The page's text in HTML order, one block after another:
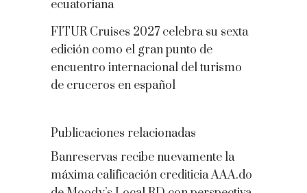
ecuatoriana
FITUR Cruises 2027 celebra su sexta
edición como el gran punto de
encuentro internacional del turismo
de cruceros en español
Publicaciones relacionadas
Banreservas recibe nuevamente la
máxima calificación crediticia AAA.do